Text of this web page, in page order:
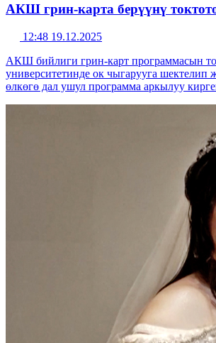
АКШ грин-карта берүүнү
12:48 19.12.2025
АКШ бийлиги грин-карт программасын
университетинде ок чыгарууга шектелип
өлкөгө дал ушул программа аркылуу